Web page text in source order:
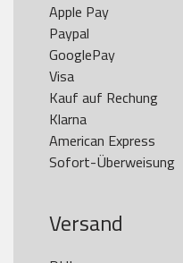
Apple Pay
Paypal
GooglePay
Visa
Kauf auf Rechung
Klarna
American Express
Versand